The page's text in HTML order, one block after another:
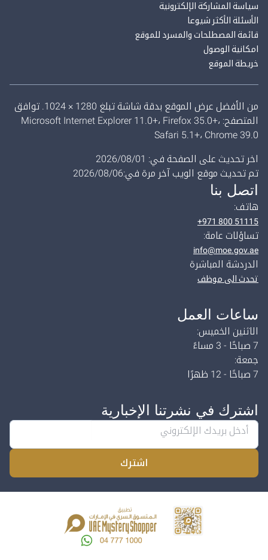
سياسة المشاركة الإلكترونية
الأسئلة الأكثر شيوعا
قائمة المصطلحات والمسرد للموقع
امكانية الوصول
خريطة الموقع
من الأفضل عرض الموقع بدقة شاشة تبلغ 1280 × 1024. توافق
المتصفح: Microsoft Internet Explorer 11.0+، Firefox 35.0+،
Safari 5.1+، Chrome 39.0
اخر تحديث على الصفحة في: 01‏/08‏/2026
تم تحديث موقع الويب آخر مرة في:06‏/08‏/2026
اتصل بنا
هاتف:
+971 800 51115
تساؤلات عامة:
info@moe.gov.ae
الدردشة المباشرة
تحدث الى موظف
ساعات العمل
الاثنين الخميس:
7 صباحًا - 3 مساءً
جمعة:
7 صباحًا - 12 ظهرًا
اشترك في نشرتنا الإخبارية
اشترك